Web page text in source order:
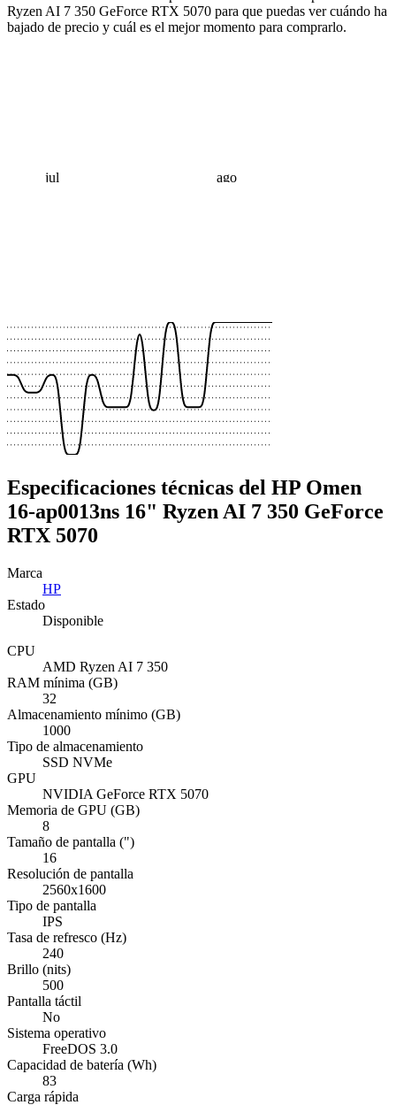
Ryzen AI 7 350 GeForce RTX 5070 para que puedas ver cuándo ha
bajado de precio y cuál es el mejor momento para comprarlo.
jul ago
Especificaciones técnicas del HP Omen
16-ap0013ns 16" Ryzen AI 7 350 GeForce
RTX 5070
Marca
HP
Estado
Disponible
CPU
AMD Ryzen AI 7 350
RAM mínima (GB)
32
Almacenamiento mínimo (GB)
1000
Tipo de almacenamiento
SSD NVMe
GPU
NVIDIA GeForce RTX 5070
Memoria de GPU (GB)
8
Tamaño de pantalla (")
16
Resolución de pantalla
2560x1600
Tipo de pantalla
IPS
Tasa de refresco (Hz)
240
Brillo (nits)
500
Pantalla táctil
No
Sistema operativo
FreeDOS 3.0
Capacidad de batería (Wh)
83
Carga rápida